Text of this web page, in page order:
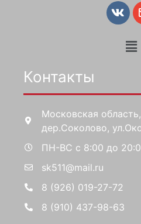
Контакты
Московская
дер.Соколово,
ПН-ВС с 8:00 до
sk511@mail.ru
8 (926) 019-27-72
8 (910) 437-98-63